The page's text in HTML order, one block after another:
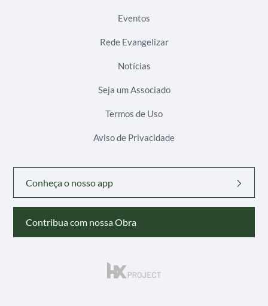
Eventos
Rede Evangelizar
Notícias
Seja um Associado
Termos de Uso
Aviso de Privacidade
Conheça o nosso app
Contribua com nossa Obra